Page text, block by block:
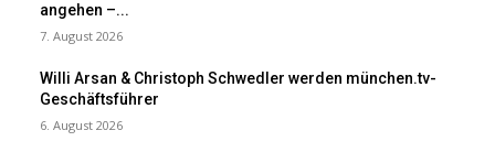
angehen –...
7. August 2026
Willi Arsan & Christoph Schwedler werden münchen.tv-
Geschäftsführer
6. August 2026